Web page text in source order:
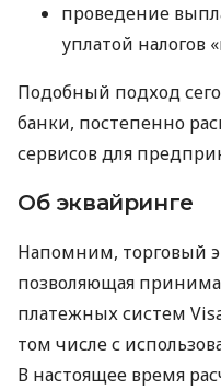
проведение
уплатой налогов
Подобный подход
банки, постепенно
сервисов для
Об эквайринге
Напомним, торговый
позволяющая
платежных систем
том числе с
В настоящее время